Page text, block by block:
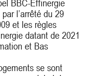
BBC-Effinergie
l’arrêté du 29
et les règles
datant de 2021
et Bas
se sont